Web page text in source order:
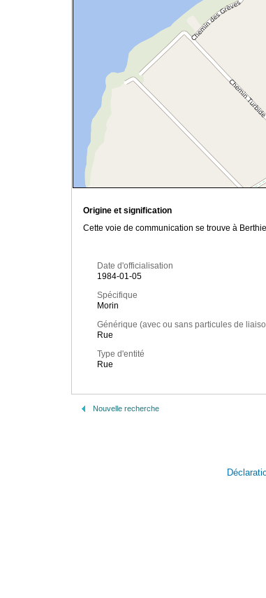
Origine et signification
Cette voie de communication se trouve à
Date d'officialisation
1984-01-05
Spécifique
Morin
Générique (avec ou sans particules de
Rue
Type d'entité
Rue
Nouvelle recherche